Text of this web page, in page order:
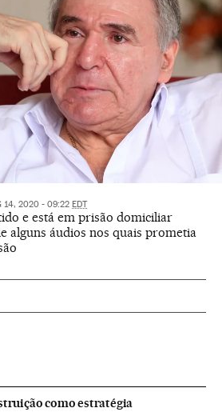
14, 2020 - 09:22 EDT
e está em prisão domiciliar
alguns áudios nos quais prometia
como estratégia